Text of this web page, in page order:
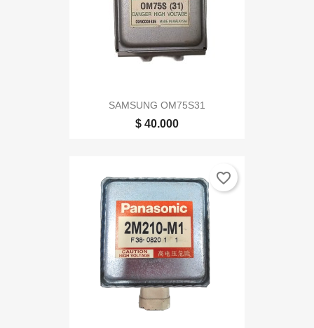
SAMSUNG OM75S31
$ 40.000
favorite_border